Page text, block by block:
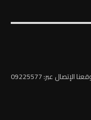
عبر: 09225577